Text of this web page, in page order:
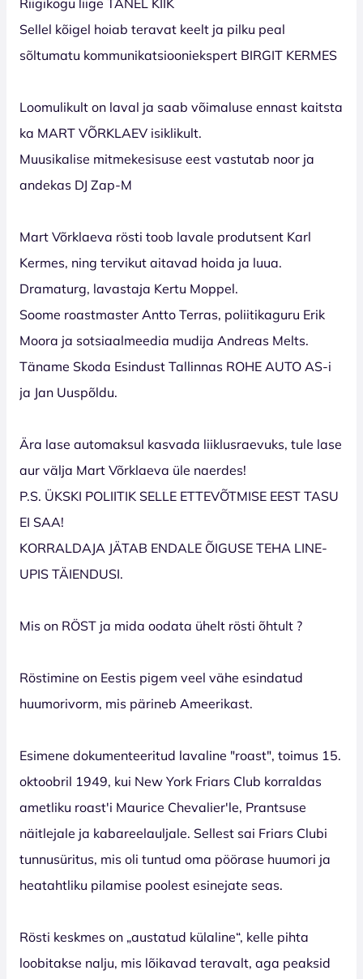
Sellel kõigel hoiab teravat keelt ja pilku peal
sõltumatu kommunikatsiooniekspert BIRGIT KERMES
Loomulikult on laval ja saab võimaluse ennast kaitsta
ka MART VÕRKLAEV isiklikult.
Muusikalise mitmekesisuse eest vastutab noor ja
andekas DJ Zap-M
Mart Võrklaeva rösti toob lavale produtsent Karl
Kermes, ning tervikut aitavad hoida ja luua.
Dramaturg, lavastaja Kertu Moppel.
Soome roastmaster Antto Terras, poliitikaguru Erik
Moora ja sotsiaalmeedia mudija Andreas Melts.
Täname Skoda Esindust Tallinnas ROHE AUTO AS-i
ja Jan Uuspõldu.
Ära lase automaksul kasvada liiklusraevuks, tule lase
aur välja Mart Võrklaeva üle naerdes!
P.S. ÜKSKI POLIITIK SELLE ETTEVÕTMISE EEST TASU
EI SAA!
KORRALDAJA JÄTAB ENDALE ÕIGUSE TEHA LINE-
UPIS TÄIENDUSI.
Mis on RÖST ja mida oodata ühelt rösti õhtult ?
Röstimine on Eestis pigem veel vähe esindatud
huumorivorm, mis pärineb Ameerikast.
Esimene dokumenteeritud lavaline "roast", toimus 15.
oktoobril 1949, kui New York Friars Club korraldas
ametliku roast'i Maurice Chevalier'le, Prantsuse
näitlejale ja kabareelauljale. Sellest sai Friars Clubi
tunnusüritus, mis oli tuntud oma pöörase huumori ja
heatahtliku pilamise poolest esinejate seas.
Rösti keskmes on „austatud külaline“, kelle pihta
loobitakse nalju, mis lõikavad teravalt, aga peaksid